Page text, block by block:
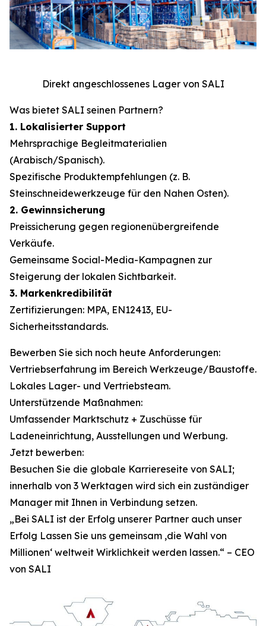
Direkt angeschlossenes Lager von SALI
Was bietet SALI seinen Partnern?
1. Lokalisierter Support
Mehrsprachige Begleitmaterialien
(Arabisch/Spanisch).
Spezifische Produktempfehlungen (z. B.
Steinschneidewerkzeuge für den Nahen Osten).
2. Gewinnsicherung
Preissicherung gegen regionenübergreifende
Verkäufe.
Gemeinsame Social-Media-Kampagnen zur
Steigerung der lokalen Sichtbarkeit.
3. Markenkredibilität
Zertifizierungen: MPA, EN12413, EU-
Sicherheitsstandards.
Bewerben Sie sich noch heute Anforderungen:
Vertriebserfahrung im Bereich Werkzeuge/Baustoffe.
Lokales Lager- und Vertriebsteam.
Unterstützende Maßnahmen:
Umfassender Marktschutz + Zuschüsse für
Ladeneinrichtung, Ausstellungen und Werbung.
Jetzt bewerben:
Besuchen Sie die globale Karriereseite von SALI;
innerhalb von 3 Werktagen wird sich ein zuständiger
Manager mit Ihnen in Verbindung setzen.
„Bei SALI ist der Erfolg unserer Partner auch unser
Erfolg Lassen Sie uns gemeinsam ‚die Wahl von
Millionen‘ weltweit Wirklichkeit werden lassen.“ – CEO
von SALI